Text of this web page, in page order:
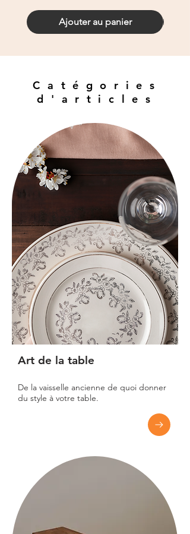
Ajouter au panier
Catégories
d'articles
Art de la table
De la vaisselle ancienne de quoi donner
du style à votre table.